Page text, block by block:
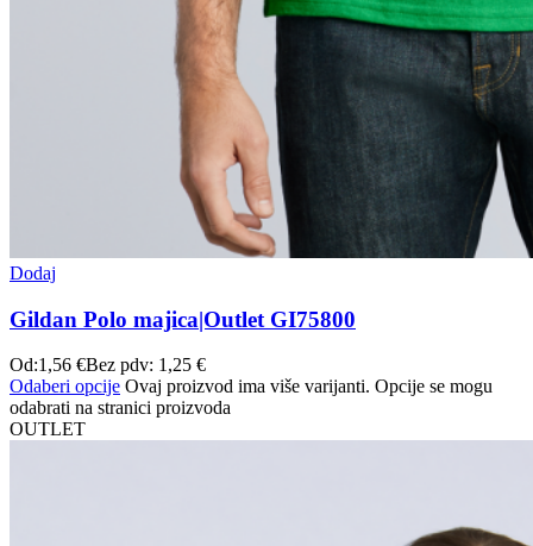
Dodaj
Gildan Polo majica|Outlet GI75800
Od:1,56 €Bez pdv: 1,25 €
Odaberi opcije Ovaj proizvod ima više varijanti. Opcije se mogu
odabrati na stranici proizvoda
OUTLET